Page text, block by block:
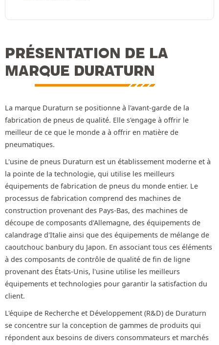
PRÉSENTATION DE LA
MARQUE DURATURN
La marque Duraturn se positionne à l'avant-garde de la
fabrication de pneus de qualité. Elle s'engage à offrir le
meilleur de ce que le monde a à offrir en matière de
pneumatiques.
L'usine de pneus Duraturn est un établissement moderne et à
la pointe de la technologie, qui utilise les meilleurs
équipements de fabrication de pneus du monde entier. Le
processus de fabrication comprend des machines de
construction provenant des Pays-Bas, des machines de
découpe de composants d'Allemagne, des équipements de
calandrage d'Italie ainsi que des équipements de mélange de
caoutchouc banbury du Japon. En associant tous ces éléments
à des composants de contrôle de qualité de fin de ligne
provenant des États-Unis, l'usine utilise les meilleurs
équipements et technologies pour garantir la satisfaction du
client.
L'équipe de Recherche et Développement (R&D) de Duraturn
se concentre sur la conception de gammes de produits qui
répondent aux besoins de divers consommateurs et marchés